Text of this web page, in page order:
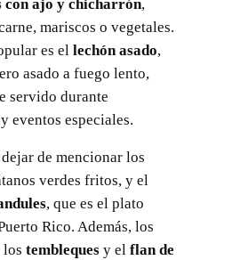
con ajo y chicharrón,
mariscos o vegetales.
es el lechón asado,
asado a fuego lento,
servido durante
eventos especiales.
de mencionar los
verdes fritos, y el
, que es el plato
Rico. Además, los
los temblequesy el flan de